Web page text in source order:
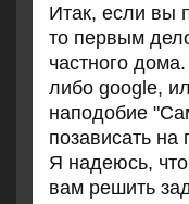
Итак, если вы
то первым
частного
либо google,
наподобие
позависать
Я надеюсь,
вам решить